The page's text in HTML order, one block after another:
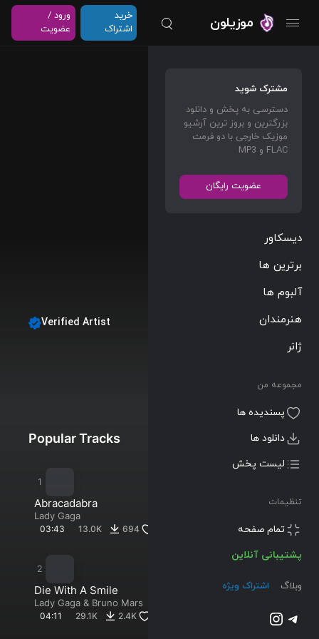
موزیلون
خرید
اشتراک
ورود /
عضویت
مشترک شوید
دسترسی به پخش و دانلود
بزرگترین و بروز ترین آرشیو
موزیک خارجی با دو فرمت
FLAC و MP3
عضویت رایگان
دیسکاور
برترین ها
آلبوم ها
هنرمندان
ژانر
مجموعه من
پسندیده ها
دانلود ها
لیست پخش
تنظیمات
تمام صفحه
پشتیبانی آنلاین
وبلاگ اشتراک ویژه
تلگراماینستاگرم
Verified Artist
Popular Tracks
Abracadabra
Lady Gaga
03:43 13.0K 694
Die With A Smile
Lady Gaga & Bruno Mars
04:11 29.1K 2.4K
New Tracks